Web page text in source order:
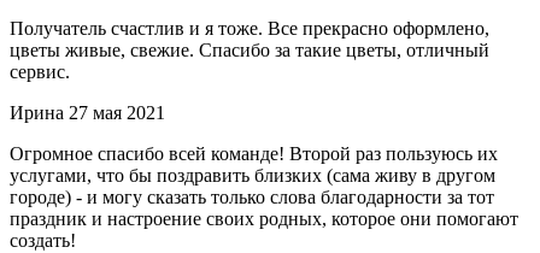
Получатель счастлив и я тоже. Все прекрасно оформлено,
цветы живые, свежие. Спасибо за такие цветы, отличный
сервис.
Ирина 27 мая 2021
Огромное спасибо всей команде! Второй раз пользуюсь их
услугами, что бы поздравить близких (сама живу в другом
городе) - и могу сказать только слова благодарности за тот
праздник и настроение своих родных, которое они помогают
создать!